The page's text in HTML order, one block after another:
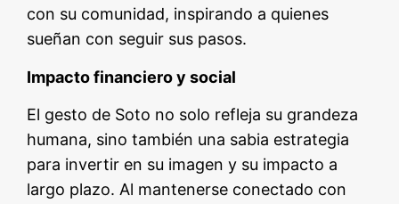
con su comunidad, inspirando a quienes
sueñan con seguir sus pasos.
Impacto financiero y social
El gesto de Soto no solo refleja su grandeza
humana, sino también una sabia estrategia
para invertir en su imagen y su impacto a
largo plazo. Al mantenerse conectado con